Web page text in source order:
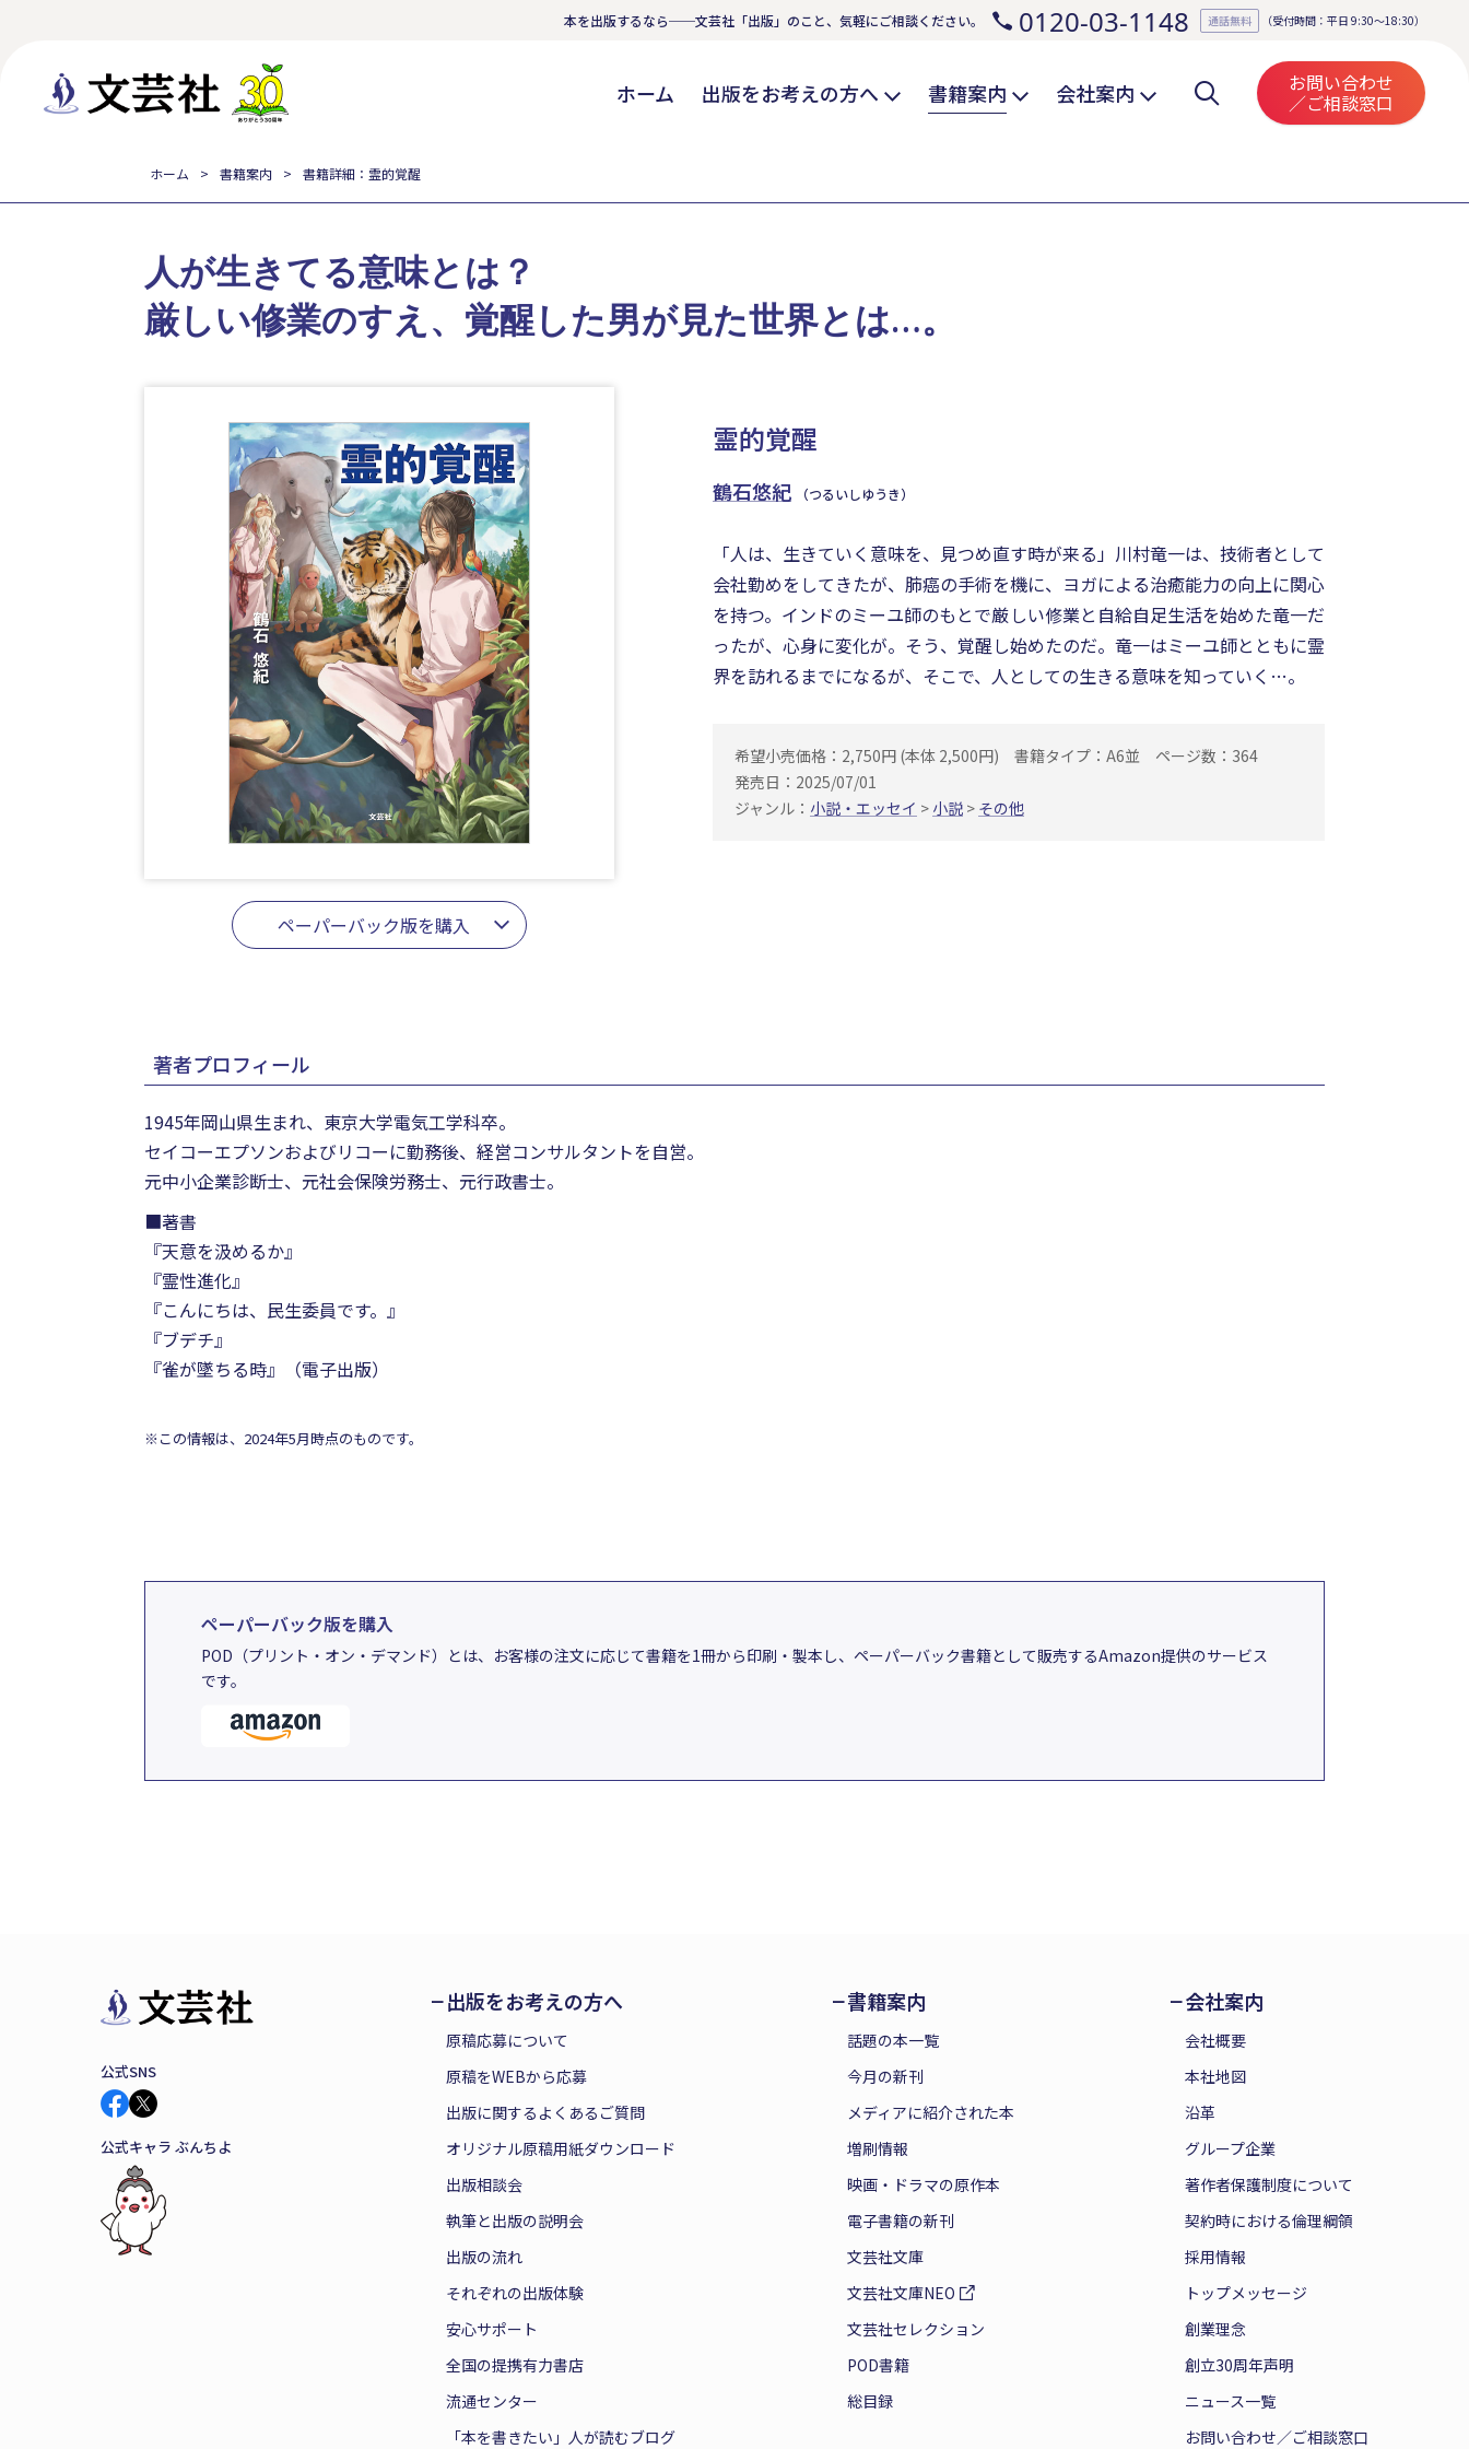
本を出版するなら──文芸社「出版」のこと、気軽にご相談ください。 0120-03-1148 通話無料 （受付時間：平日 9:30～18:30）
ホーム 出版をお考えの方へ 書籍案内 会社案内 お問い合わせ
／ご相談窓口
ホーム 書籍案内 書籍詳細：霊的覚醒
霊的覚醒
鶴石悠紀 （つるいしゆうき）
ペーパーバック版を購入
人が生きてる意味とは？
厳しい修業のすえ、覚醒した男が見た世界とは…。
「人は、生きていく意味を、見つめ直す時が来る」川村竜一は、技術者として
会社勤めをしてきたが、肺癌の手術を機に、ヨガによる治癒能力の向上に関心
を持つ。インドのミーユ師のもとで厳しい修業と自給自足生活を始めた竜一だ
ったが、心身に変化が。そう、覚醒し始めたのだ。竜一はミーユ師とともに霊
界を訪れるまでになるが、そこで、人としての生きる意味を知っていく…。
希望小売価格：2,750円 (本体 2,500円) 書籍タイプ：A6並
ページ数：364
発売日：2025/07/01
ジャンル： 小説・エッセイ > 小説 > その他
著者プロフィール
1945年岡山県生まれ、東京大学電気工学科卒。
セイコーエプソンおよびリコーに勤務後、経営コンサルタントを自営。
元中小企業診断士、元社会保険労務士、元行政書士。
■著書
『天意を汲めるか』
『霊性進化』
『こんにちは、民生委員です。』
『ブデチ』
『雀が墜ちる時』（電子出版）
※この情報は、2024年5月時点のものです。
ペーパーバック版を購入
POD（プリント・オン・デマンド）とは、お客様の注文に応じて書籍を1冊から印刷・製本し、ペーパーバック書籍として販売するAmazon提供のサービス
です。
公式SNS
公式キャラ ぶんちよ
出版をお考えの方へ
原稿応募について
原稿をWEBから応募
出版に関するよくあるご質問
オリジナル原稿用紙ダウンロード
出版相談会
執筆と出版の説明会
出版の流れ
それぞれの出版体験
安心サポート
全国の提携有力書店
流通センター
「本を書きたい」人が読むブログ
書籍案内
話題の本一覧
今月の新刊
メディアに紹介された本
増刷情報
映画・ドラマの原作本
電子書籍の新刊
文芸社文庫
文芸社文庫NEO
文芸社セレクション
POD書籍
総目録
会社案内
会社概要
本社地図
沿革
グループ企業
著作者保護制度について
契約時における倫理綱領
採用情報
トップメッセージ
創業理念
創立30周年声明
ニュース一覧
お問い合わせ／ご相談窓口